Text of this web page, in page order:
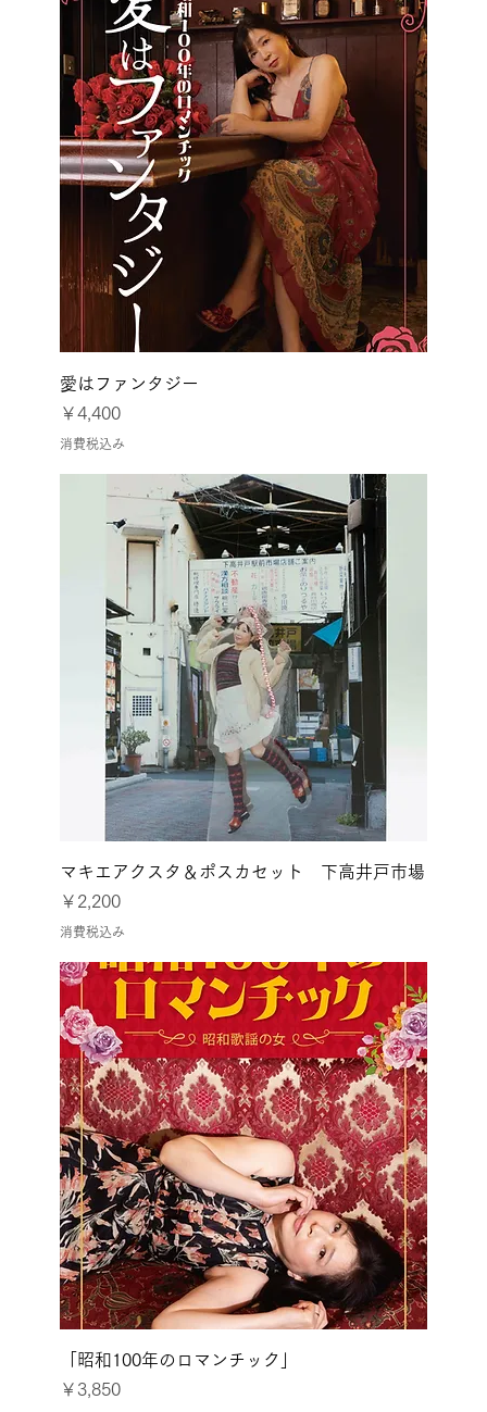
愛はファンタジー
価格
￥4,400
消費税込み
マキエアクスタ＆ポスカセット 下高井戸市場
価格
￥2,200
消費税込み
「昭和100年のロマンチック」
価格
￥3,850